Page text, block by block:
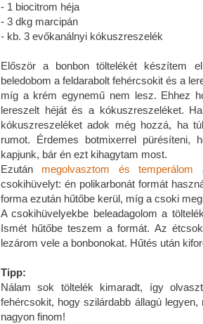
- 1 biocitrom héja
- 3 dkg marcipán
- kb. 3 evőkanálnyi kókuszreszelék
Először a bonbon töltelékét készítem
beledobom a feldarabolt fehércsokit és a
míg a krém egynemű nem lesz. Ehhez
lereszelt héját és a kókuszreszeléket.
kókuszreszeléket adok még hozzá, ha
rumot. Érdemes botmixerrel pürésíteni,
kapjunk, bár én ezt kihagytam most.
Ezután megolvasztom és temperálom
csokihüvelyt: én polikarbonát formát
forma ezután hűtőbe kerül, míg a csoki
A csokihüvelyekbe beleadagolom a
Ismét hűtőbe teszem a formát. Az
lezárom vele a bonbonokat. Hűtés után
Tipp:
Nálam sok töltelék kimaradt, így
fehércsokit, hogy szilárdabb állagú
nagyon finom!